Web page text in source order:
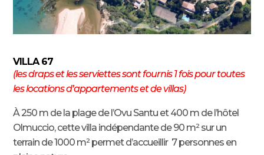
VILLA 67
(les draps et les serviettes sont fournis 1 fois pour toutes
les locations d’appartements et de villas)
À 250 m de la plage de l’Ovu Santu et 400 m de l’hôtel
Olmuccio, cette villa indépendante de 90 m² sur un
terrain de 1000 m² permet d’accueillir 7 personnes en